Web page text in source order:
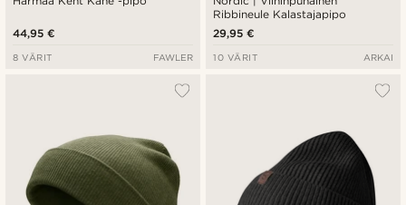
44,95 €
8 VÄRIT FAWLER
Ribbineule Kalastajapipo
29,95 €
10 VÄRIT ARKAI